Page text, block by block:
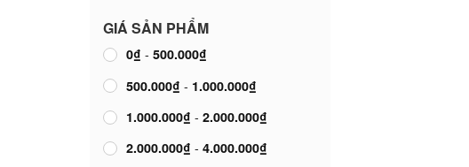
GIÁ SẢN PHẨM
0₫ - 500.000₫
500.000₫ - 1.000.000₫
1.000.000₫ - 2.000.000₫
2.000.000₫ - 4.000.000₫